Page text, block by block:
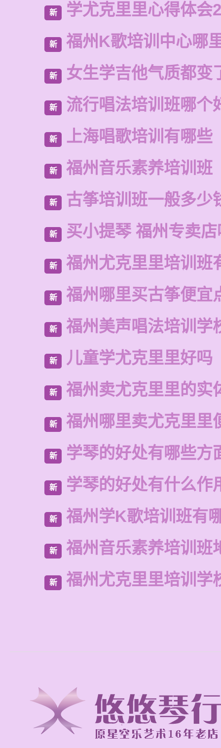
新 学尤克里里心得体会
新 福州K歌培训中心哪
新 女生学吉他气质都变
新 流行唱法培训班哪个
新 上海唱歌培训有哪些
新 福州音乐素养培训班
新 古筝培训班一般多少
新 买小提琴 福州专卖
新 福州尤克里里培训班
新 福州哪里买古筝便宜
新 福州美声唱法培训学
新 儿童学尤克里里好吗
新 福州卖尤克里里的实
新 福州哪里卖尤克里里
新 学琴的好处有哪些方
新 学琴的好处有什么作
新 福州学K歌培训班有
新 福州音乐素养培训班
新 福州尤克里里培训学